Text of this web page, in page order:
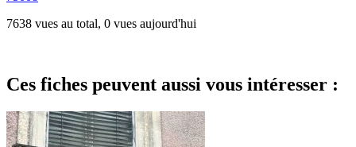
7638 vues au total, 0 vues aujourd'hui
Ces fiches peuvent aussi vous intéresser :